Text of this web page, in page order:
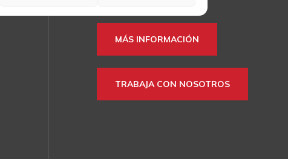
MÁS INFORMACIÓN
TRABAJA CON NOSOTROS